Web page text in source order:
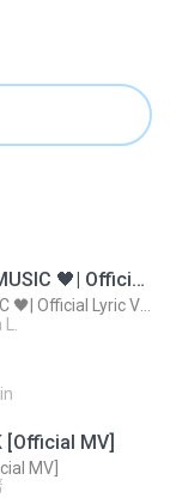
ไม่มีใครรู้ตัวเรา– UNHEARD MUSIC 🖤| Official Lyric Video | เพลงสู้ชีวิต
[Official MV]
MV]